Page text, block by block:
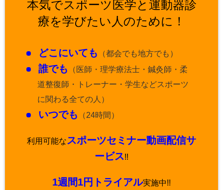
本気でスポーツ医学と運動器診
療を学びたい人のために！
どこにいても （都会でも地方でも）
誰でも （医師・理学療法士・鍼灸師・柔
道整復師・トレーナー・学生などスポーツ
に関わる全ての人）
いつでも （24時間）
利用可能なスポーツセミナー動画配信サ
ービス!!
1週間1円トライアル実施中!!